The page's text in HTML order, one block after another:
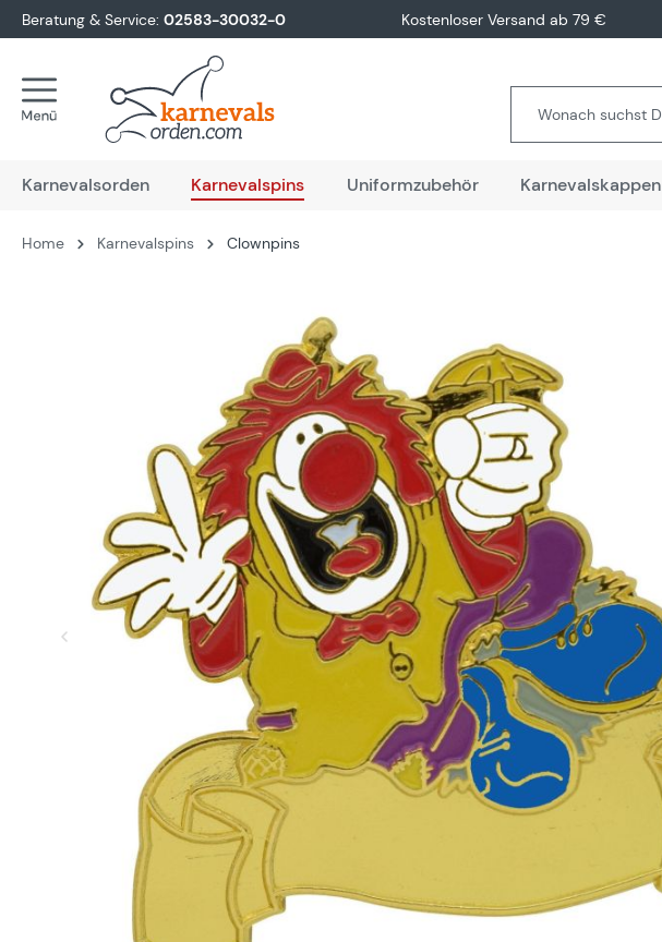
Zur Hauptnavigation springen
Beratung & Service: 02583-30032-0 Kostenloser Versand ab 79 €
Karnevalsorden Karnevalspins Uniformzubehör Karnevalskappen
Home Karnevalspins Clownpins